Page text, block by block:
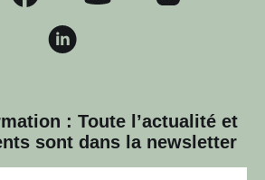
: Toute l’actualité et
sont dans la newsletter